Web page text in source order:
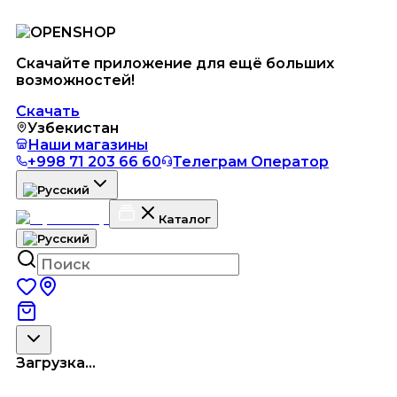
Скачайте приложение для ещё больших
возможностей!
Скачать
Узбекистан
Наши магазины
+998 71 203 66 60
Телеграм Оператор
Каталог
Загрузка...